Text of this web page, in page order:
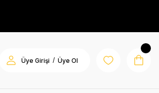
Üye Girişi / Üye Ol